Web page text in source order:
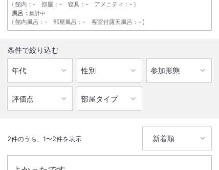
館内 ： - 部屋 ： - 寝具 ： - アメニティ ： -
風呂： 集計中
館内風呂 ： - 部屋風呂 ： - 客室付露天風呂 ： -
条件で絞り込む
2件のうち、 1〜2件を表示